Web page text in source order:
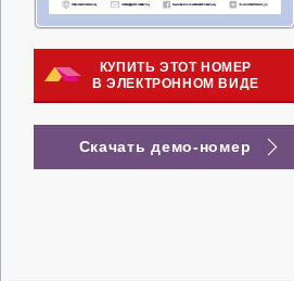
КУПИТЬ ЭТОТ НОМЕР
В ЭЛЕКТРОННОМ ВИДЕ
Скачать демо-номер